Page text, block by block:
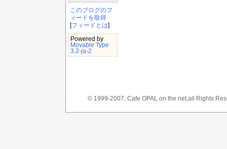
このブログのフ
ィードを取得
[フィードとは]
Powered by
Movable Type
3.2-ja-2
© 1999-2007, Cafe OPAL on the net,all Rights